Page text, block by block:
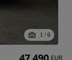
1 / 6
EUR